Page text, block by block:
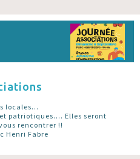
locales...
patriotiques.... Elles seront
rencontrer !!
Henri Fabre